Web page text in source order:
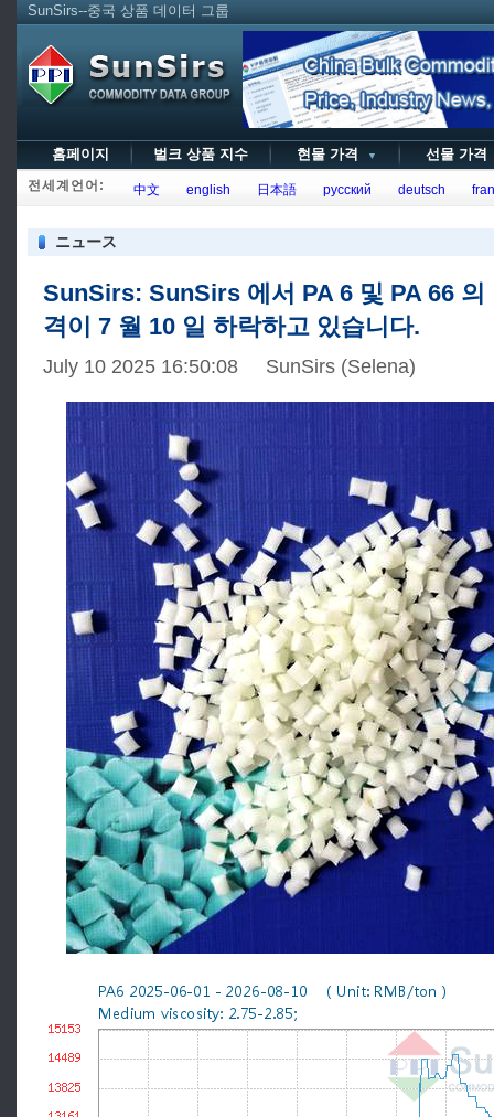
SunSirs--중국 상품 데이터 그룹
홈페이지 벌크 상품 지수 현물 가격 ▼ 선물 가
전세계언어: 中文 english 日本語 русский deutsch
ニュース
SunSirs: SunSirs 에서 PA 6 및 PA 66 의
격이 7 월 10 일 하락하고 있습니다.
July 10 2025 16:50:08 SunSirs (Selena)